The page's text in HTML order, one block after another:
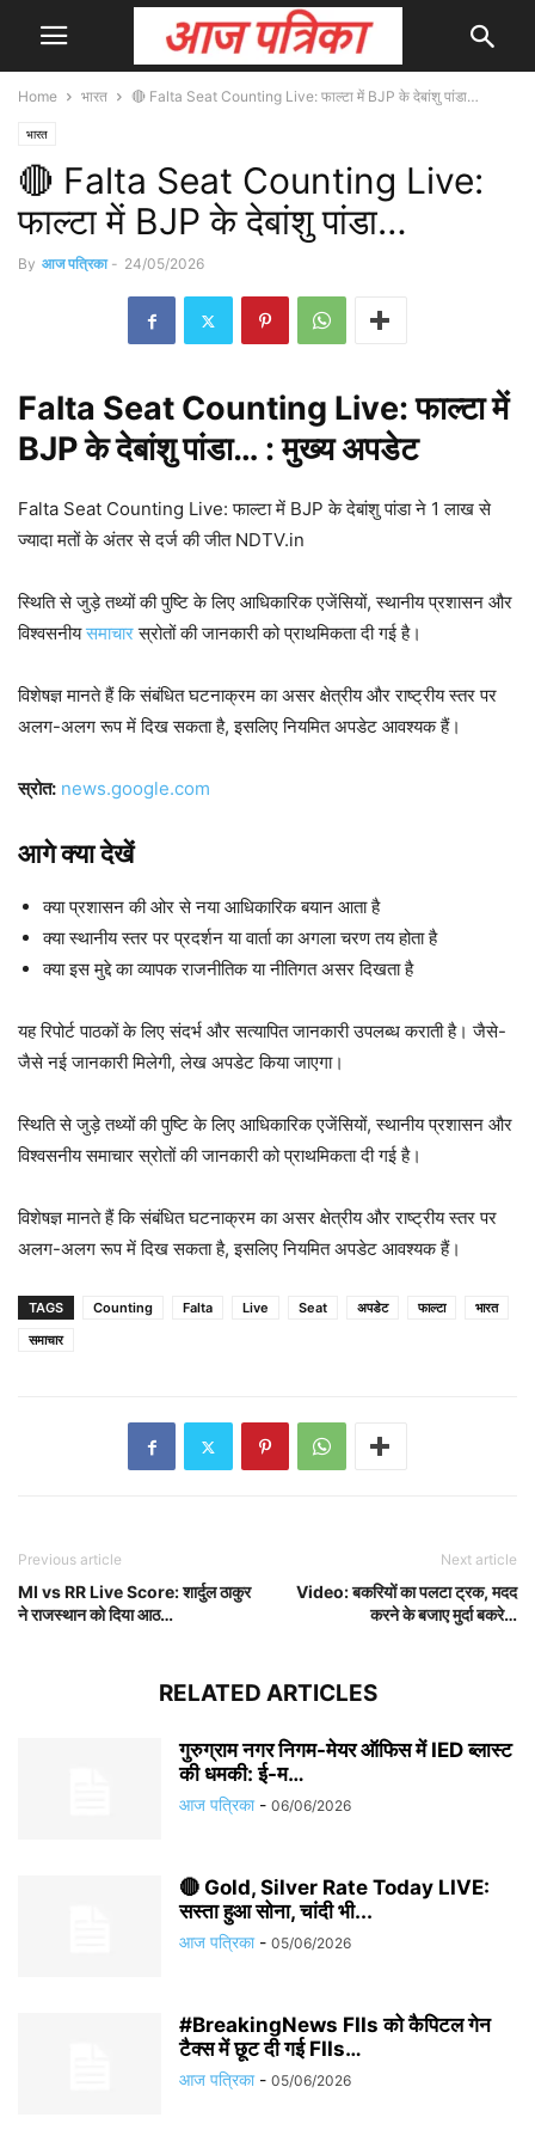
Home भारत 🔴 Falta Seat Counting Live: फाल्टा में BJP के देबांशु पांडा…
भारत
🔴 Falta Seat Counting Live:
फाल्टा में BJP के देबांशु पांडा…
By आज पत्रिका - 24/05/2026
Falta Seat Counting Live: फाल्टा में
BJP के देबांशु पांडा… : मुख्यअपडेट
Falta Seat Counting Live: फाल्टा में BJP के देबांशु पांडा ने 1 लाख से
ज्यादा मतों के अंतर से दर्ज की जीत NDTV.in
स्थिति से जुड़े तथ्यों की पुष्टि के लिए आधिकारिक एजेंसियों, स्थानीय प्रशासन और
विश्वसनीयसमाचारस्रोतों की जानकारी को प्राथमिकता दी गई है।
विशेषज्ञ मानते हैं कि संबंधित घटनाक्रम का असर क्षेत्रीय और राष्ट्रीय स्तर पर
अलग-अलग रूप में दिख सकता है, इसलिए नियमित अपडेट आवश्यक हैं।
स्रोत: news.google.com
आगे क्या देखें
क्या प्रशासन की ओर से नया आधिकारिक बयान आता है
क्या स्थानीय स्तर पर प्रदर्शन या वार्ता का अगला चरण तय होता है
क्या इस मुद्दे का व्यापक राजनीतिक या नीतिगत असर दिखता है
यह रिपोर्ट पाठकों के लिए संदर्भ और सत्यापित जानकारी उपलब्ध कराती है। जैसे-
जैसे नई जानकारी मिलेगी, लेख अपडेट किया जाएगा।
स्थिति से जुड़े तथ्यों की पुष्टि के लिए आधिकारिक एजेंसियों, स्थानीय प्रशासन और
विश्वसनीय समाचार स्रोतों की जानकारी को प्राथमिकता दी गई है।
विशेषज्ञ मानते हैं कि संबंधित घटनाक्रम का असर क्षेत्रीय और राष्ट्रीय स्तर पर
अलग-अलग रूप में दिख सकता है, इसलिए नियमित अपडेट आवश्यक हैं।
TAGS Counting Falta Live Seat अपडेट फाल्टा
भारत
समाचार
Previous article
MI vs RR Live Score: शार्दुल ठाकुर
ने राजस्थान को दिया आठ…
Next article
Video: बकरियों का पलटा ट्रक, मदद
करने के बजाए मुर्दा बकरे…
RELATED ARTICLES
गुरुग्राम नगर निगम-मेयर ऑफिस में IED ब्लास्ट
की धमकी: ई-म…
आज पत्रिका - 06/06/2026
🔴 Gold, Silver Rate Today LIVE:
सस्ता हुआ सोना, चांदी भी...
आज पत्रिका - 05/06/2026
#BreakingNews FIIs को कैपिटल गेन
टैक्स में छूट दी गई FIIs…
आज पत्रिका - 05/06/2026